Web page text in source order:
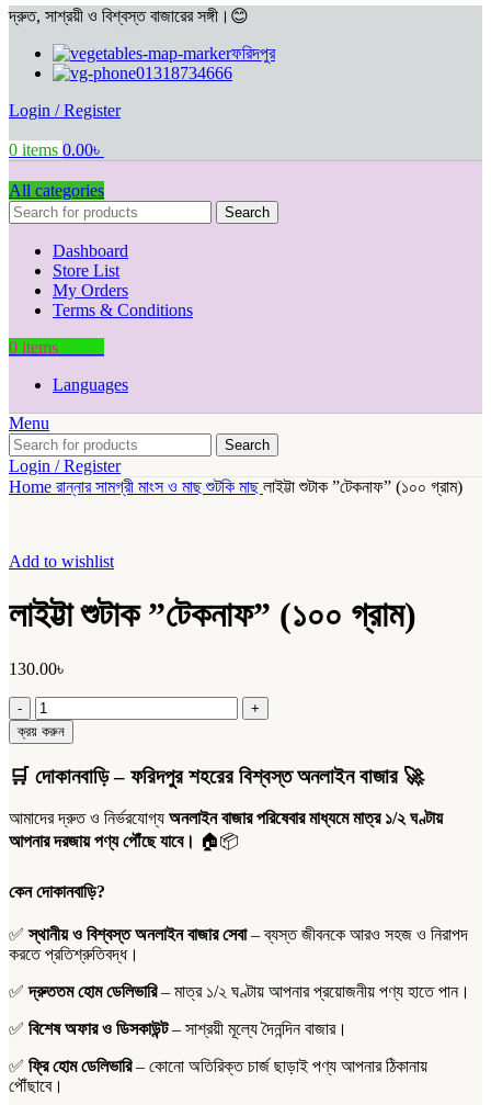
দ্রুত, সাশ্রয়ী ও বিশ্বস্ত বাজারের সঙ্গী।😊
ফরিদপুর
01318734666
Login / Register
0 items 0.00৳
All categories
Search
Dashboard
Store List
My Orders
Terms & Conditions
0 items
Languages
Menu
Search
Login / Register
Home রান্নার সামগ্রী মাংস ও মাছশুটকি মাছলাইট্টা শুটাক ”টেকনাফ” (১০০ গ্রাম)
Add to wishlist
লাইট্টা শুটাক ”টেকনাফ” (১০০ গ্রাম)
130.00৳
লাইট্টা
শুটাক
”টেকনাফ”
গ্রাম)
ক্রয় করুন
🛒 দোকানবাড়ি – ফরিদপুর শহরের বিশ্বস্ত অনলাইন বাজার🚀
আমাদের দ্রুত ও নির্ভরযোগ্য অনলাইন বাজার পরিষেবার মাধ্যমে মাত্র ১/২ ঘণ্টায়
আপনার দরজায় পণ্য পৌঁছে যাবে। 🏠📦
কেন দোকানবাড়ি?
✅স্থানীয় ও বিশ্বস্ত অনলাইন বাজার সেবা– ব্যস্ত জীবনকে আরও সহজ ও নিরাপদ
করতে প্রতিশ্রুতিবদ্ধ।
✅দ্রুততম হোম ডেলিভারি– মাত্র ১/২ ঘণ্টায় আপনার প্রয়োজনীয় পণ্য হাতে পান।
✅ বিশেষ অফার ও ডিসকাউন্ট– সাশ্রয়ী মূল্যে দৈনন্দিন বাজার।
✅ ফ্রি হোম ডেলিভারি– কোনো অতিরিক্ত চার্জ ছাড়াই পণ্য আপনার ঠিকানায়
পৌঁছাবে।